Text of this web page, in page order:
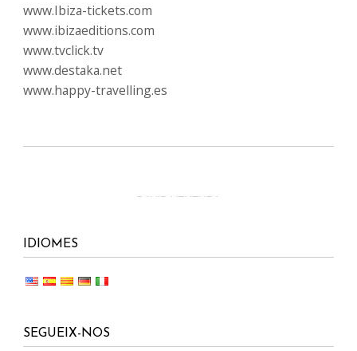
www.Ibiza-tickets.com
www.ibizaeditions.com
www.tvclick.tv
www.destaka.net
www.happy-travelling.es
IDIOMES
SEGUEIX-NOS